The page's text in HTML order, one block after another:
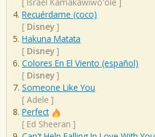
Recuérdame (coco)
[ Disney ]
Hakuna Matata
[ Disney ]
Colores En El Viento (español)
[ Disney ]
Someone Like You
[ Adele ]
Perfect
[ Ed Sheeran ]